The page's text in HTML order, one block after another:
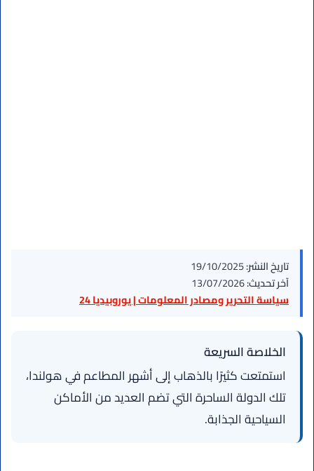
تاريخ النشر:19/10/2025
آخر تحديث:13/07/2026
سياسة التحرير ومصادر المعلومات | يوروبيديا 24
الخلاصة السريعة
استمتعت كثيرًا بالذهاب إلى أشهر المطاعم في هولندا،
تلك الدولة الساحرة التي تضم العديد من الأماكن
السياحية الجذابة.